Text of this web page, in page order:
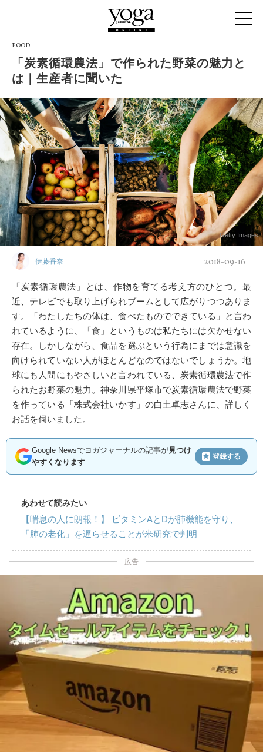
FOOD
「炭素循環農法」で作られた野菜の魅力と
は｜生産者に聞いた
Getty Images
伊藤香奈 2018-09-16
「炭素循環農法」とは、作物を育てる考え方のひとつ。最
近、テレビでも取り上げられブームとして広がりつつありま
す。「わたしたちの体は、食べたものでできている」と言わ
れているように、「食」というものは私たちには欠かせない
存在。しかしながら、食品を選ぶという行為にまでは意識を
向けられていない人がほとんどなのではないでしょうか。地
球にも人間にもやさしいと言われている、炭素循環農法で作
られたお野菜の魅力。神奈川県平塚市で炭素循環農法で野菜
を作っている「株式会社いかす」の白土卓志さんに、詳しく
お話を伺いました。
Google Newsでヨガジャーナルの記事が見つけ
やすくなります
登録する
あわせて読みたい
【喘息の人に朗報！】 ビタミンAとDが肺機能を守り、
「肺の老化」を遅らせることが米研究で判明
広告